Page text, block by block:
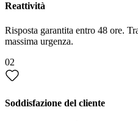
Reattività
Risposta garantita entro 48 ore.
massima urgenza.
02
Soddisfazione del cliente